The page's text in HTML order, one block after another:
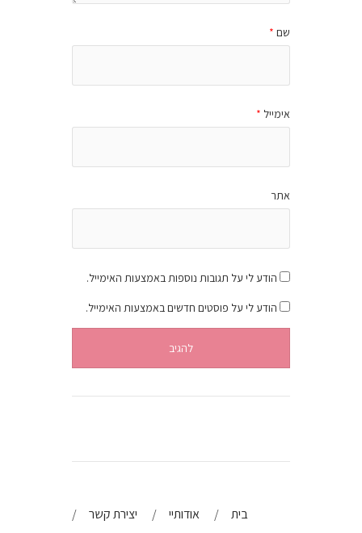
שם *
אימייל *
אתר
הודע לי על תגובות נוספות באמצעות האימייל.
הודע לי על פוסטים חדשים באמצעות האימייל.
בית אודותיי יצירת קשר